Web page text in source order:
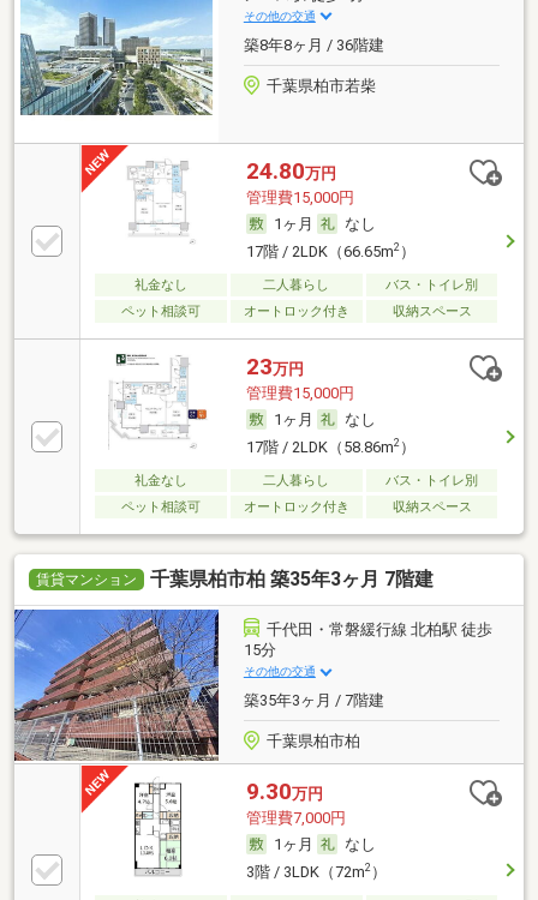
その他の交通
築8年8ヶ月 / 36階建
千葉県柏市若柴
24.80万円
管理費15,000円
1ヶ月
なし
17階 / 2LDK（66.65m2）
礼金なし 二人暮らし
バス・トイレ別
ペット相談可
オートロック付き 収納スペース
23万円
管理費15,000円
1ヶ月
なし
17階 / 2LDK（58.86m2）
礼金なし 二人暮らし
バス・トイレ別
ペット相談可
オートロック付き 収納スペース
賃貸マンション 千葉県柏市柏 築35年3ヶ月 7階建
千代田・常磐緩行線 北柏駅 徒歩
15分
その他の交通
築35年3ヶ月 / 7階建
千葉県柏市柏
9.30万円
管理費7,000円
1ヶ月
なし
3階 / 3LDK（72m2）